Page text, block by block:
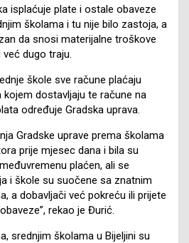
isplaćuje plate i ostale obaveze
školama i tu nije bilo zastoja, a
da snosi materijalne troškove
dugo traju.
škole sve račune plaćaju
dostavljaju te račune na
određuje Gradska uprava.
Gradske uprave prema školama
prije mjesec dana i bila su
plaćen, ali se
i škole su suočene sa znatnim
a dobavljači već pokreću ili prijete
rekao je Đurić.
srednjim školama u Bijeljini su